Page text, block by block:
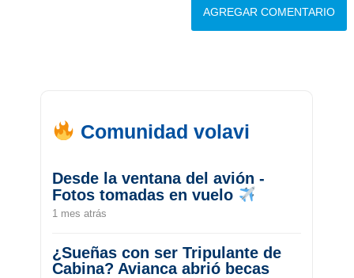
Comunidad volavi
Desde la ventana del avión -
Fotos tomadas en vuelo
1 mes atrás
¿Sueñas con ser Tripulante de
Cabina? Avianca abrió becas